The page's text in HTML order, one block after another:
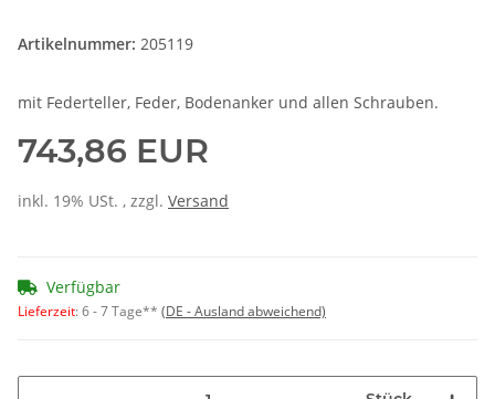
Artikelnummer: 205119
mit Federteller, Feder, Bodenanker und allen Schrauben.
743,86 EUR
inkl. 19% USt. , zzgl. Versand
Verfügbar
Lieferzeit:6 - 7 Tage** (DE - Ausland abweichend)